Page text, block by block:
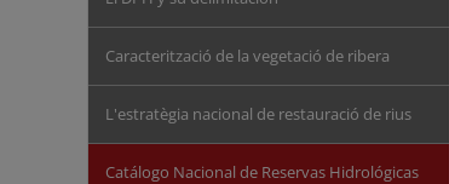
Caracterització de la vegetació de ribera
L'estratègia nacional de restauració de rius
Catálogo Nacional de Reservas Hidrológicas